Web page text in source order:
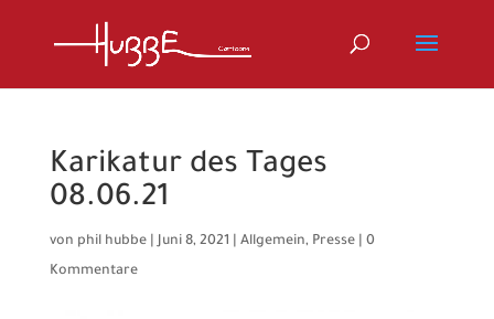
Karikatur des Tages
08.06.21
von phil hubbe|Juni 8, 2021 Allgemein, Presse| 0
Kommentare